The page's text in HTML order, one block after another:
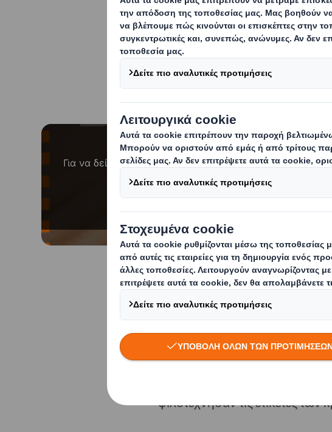
Αποκλεισμός περιεχομένου
Για να δείτε αυτό το βίντεο, πρέπει να αποδεχτείτε τα
«λειτουργικότητας».
Η ΙΣΤΟΡΙΑ
Η αγάπη για την ιστορία και
συναισθήματα βιώνει ο
τους πίνακες τέχνης που
αυτά βρίσκονται εκεί για να
φιλοτέχνησαν τις ετικέτες